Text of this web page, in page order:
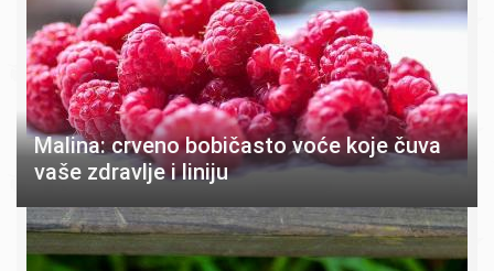
Malina: crveno bobičasto voće koje čuva
vaše zdravlje i liniju